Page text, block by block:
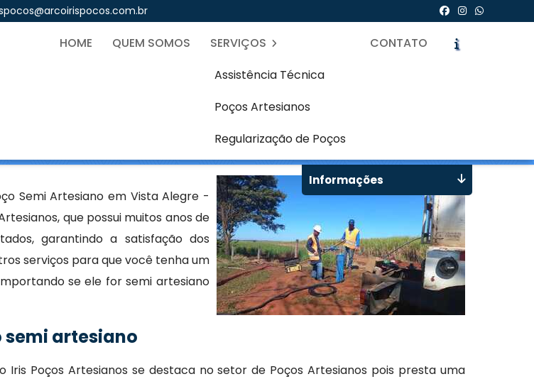
HOME QUEM SOMOS
SERVIÇOS
Assistência Técnica
Poços Artesianos
Regularização de Poços
CONTATO
em Vista Alegre - Curitiba
Semi Artesiano em Vista Alegre -
que possui muitos anos de
garantindo a satisfação dos
serviços para que você tenha um
se ele for semi artesiano
artesiano
Poços Artesianos se destaca no setor de Poços Artesianos pois presta uma
Informações